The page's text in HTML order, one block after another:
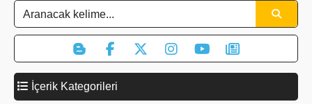
İçerik Kategorileri